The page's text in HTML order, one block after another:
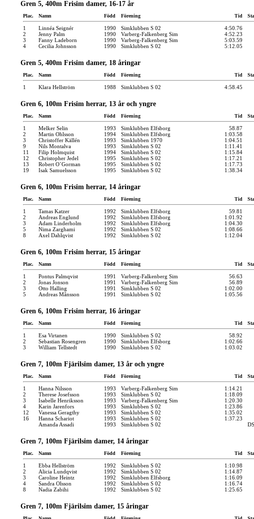
Gren 5, 400m Frisim damer, 16-17 år
Plac. Namn Född Förening Tid
1 Linnéa Seignér 1990 Simklubben S 02
4:50.76
2
Jenny Palm 1990 Varberg-Falkenberg Sim
4:52.23
3
Fanny Ladeborn 1990 Varberg-Falkenberg Sim
5:03.59
4
Cecilia Johnsson 1990 Simklubben S 02 5:12.05
Gren 5, 400m Frisim damer, 18 åringar
Plac. Namn Född Förening Tid
1 Klara Hellström 1988 Simklubben S 02 4:58.45
Gren 6, 100m Frisim herrar, 13 år och yngre
Plac. Namn Född Förening Tid
1 Melker Selin 1993 Simklubben Elfsborg
58.87
2
Martin Ohlsson 1994 Simklubben Elfsborg
1:03.58
3
Christoffer Källén 1993 Simklubben 1970
1:04.51
9
Nils Montalva 1993 Simklubben S 02
1:11.41
11
Filip Holmquist 1994 Simklubben S 02
1:15.84
12
Christopher Jedel 1995 Simklubben S 02
1:17.21
13
Robert O´Gorman 1995 Simklubben S 02
1:17.73
19
Isak Samuelsson 1995 Simklubben S 02 1:38.34
Gren 6, 100m Frisim herrar, 14 åringar
Plac. Namn Född Förening Tid
1 Tamas Katzer 1992 Simklubben Elfsborg
59.81
2
Andreas Englund 1992 Simklubben Elfsborg
1:01.92
3
Adam Linderholm 1992 Simklubben Elfsborg
1:04.30
5
Nima Zarghami 1992 Simklubben S 02
1:08.66
8
Axel Dahlqvist 1992 Simklubben S 02 1:12.04
Gren 6, 100m Frisim herrar, 15 åringar
Plac. Namn Född Förening Tid
1 Pontus Palmqvist 1991 Varberg-Falkenberg Sim
56.63
2
Jonas Jonson 1991 Varberg-Falkenberg Sim
56.89
3
Otto Halling 1991 Simklubben S 02
1:02.00
5
Andreas Månsson 1991 Simklubben S 02 1:05.56
Gren 6, 100m Frisim herrar, 16 åringar
Plac. Namn Född Förening Tid
1 Esa Virtanen 1990 Simklubben S 02
58.92
2
Sebastian Rosengren 1990 Simklubben Elfsborg
1:02.66
3
William Tellstedt 1990 Simklubben S 02 1:03.02
Gren 7, 100m Fjärilsim damer, 13 år och yngre
Plac. Namn Född Förening Tid
1 Hanna Nilsson 1993 Varberg-Falkenberg Sim
1:14.21
2
Therese Josefsson 1993 Simklubben S 02
1:18.09
3
Isabelle Henriksson 1993 Varberg-Falkenberg Sim
1:20.30
4
Karin Jarenfors 1993 Simklubben S 02
1:23.86
12
Vanessa Geragthy 1993 Simklubben S 02
1:35.02
16
Hanna Schariot 1993 Simklubben S 02
1:37.23
Amanda Assadi
1993 Simklubben S 02
Gren 7, 100m Fjärilsim damer, 14 åringar
Plac. Namn Född Förening Tid
1 Ebba Hellström 1992 Simklubben S 02
1:10.98
2
Alicia Lundqvist 1992 Simklubben S 02
1:14.87
3
Caroline Heintz 1992 Simklubben Elfsborg
1:16.09
4
Sandra Olsson 1992 Simklubben S 02
1:16.74
8
Nadia Zabihi 1992 Simklubben S 02 1:25.65
Gren 7, 100m Fjärilsim damer, 15 åringar